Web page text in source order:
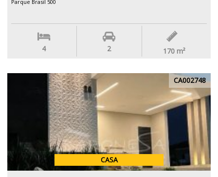
Parque Brasil 500
4 2 170 m²
CA002748
CASA